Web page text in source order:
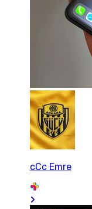
cCc Emre